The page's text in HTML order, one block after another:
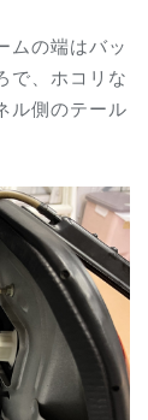
ムの端はバッ
で、ホコリな
ル側のテール